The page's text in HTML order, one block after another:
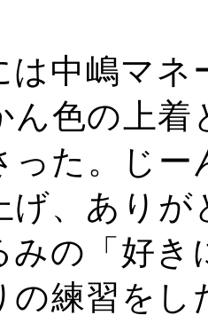
中嶋マネ
ん色の上着
った。じ
げ、あり
みの「好
の練習を